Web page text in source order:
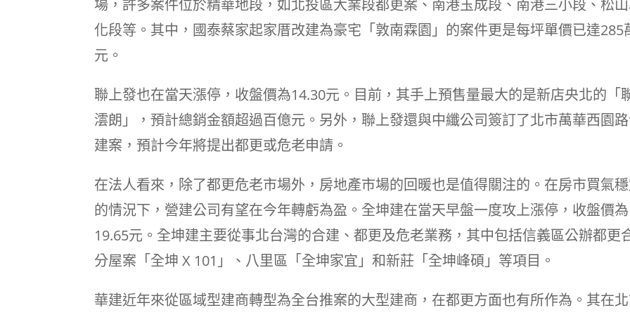
場，許多案件位於精華地段，如北投區大業段都更案、南港玉成段、南港三小段、松
化段等。其中，國泰蔡家起家厝改建為豪宅「敦南霖園」的案件更是每坪單價已達285
元。
聯上發也在當天漲停，收盤價為14.30元。目前，其手上預售量最大的是新店央北的「
澐朗」，預計總銷金額超過百億元。另外，聯上發還與中纖公司簽訂了北市萬華西園
建案，預計今年將提出都更或危老申請。
在法人看來，除了都更危老市場外，房地產市場的回暖也是值得關注的。在房市買氣
的情況下，營建公司有望在今年轉虧為盈。全坤建在當天早盤一度攻上漲停，收盤價為
19.65元。全坤建主要從事北台灣的合建、都更及危老業務，其中包括信義區公辦都更
分屋案「全坤 X 101」、八里區「全坤家宜」和新莊「全坤峰碩」等項目。
華建近年來從區域型建商轉型為全台推案的大型建商，在都更方面也有所作為。其在